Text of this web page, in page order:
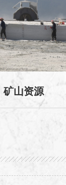
矿山资源